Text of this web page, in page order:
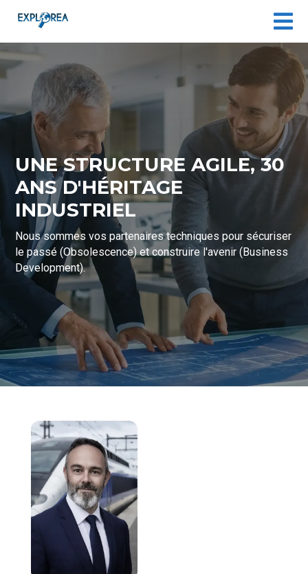

UNE STRUCTURE AGILE, 30
ANS D'HÉRITAGE
INDUSTRIEL
Nous sommes vos partenaires techniques pour sécuriser
le passé (Obsolescence) et construire l'avenir (Business
Development).